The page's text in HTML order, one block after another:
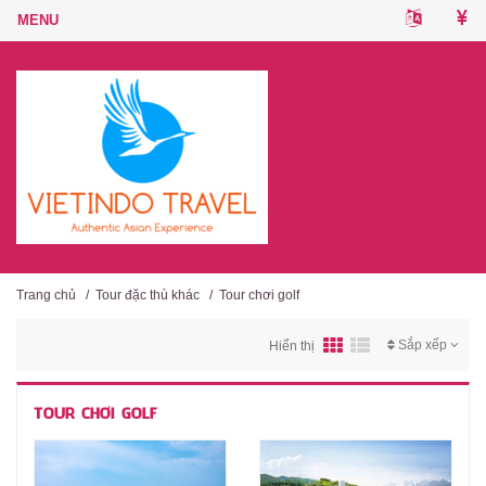
Trang chủ / Tour đặc thù khác / Tour chơi golf
Sắp xếp
Hiển thị
TOUR CHƠI GOLF